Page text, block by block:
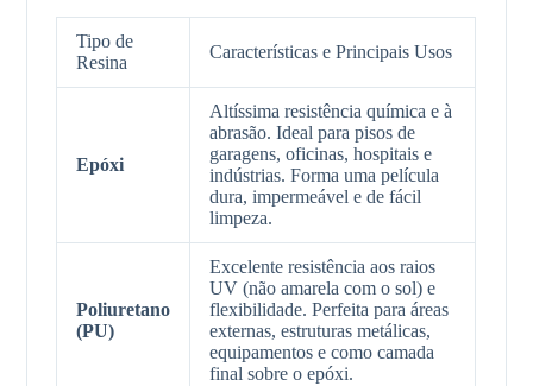
Tipo de
Resina
Características e Principais Usos
Epóxi
Altíssima resistência química e à
abrasão. Ideal para pisos de
garagens, oficinas, hospitais e
indústrias. Forma uma película
dura, impermeável e de fácil
limpeza.
Poliuretano
(PU)
Excelente resistência aos raios
UV (não amarela com o sol) e
flexibilidade. Perfeita para áreas
externas, estruturas metálicas,
equipamentos e como camada
final sobre o epóxi.